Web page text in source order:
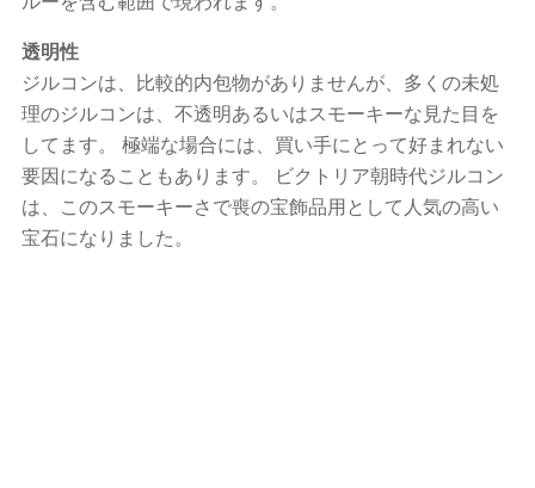
透明性
ジルコンは、比較的内包物がありませんが、多くの未処
理のジルコンは、不透明あるいはスモーキーな見た目を
してます。 極端な場合には、買い手にとって好まれない
要因になることもあります。 ビクトリア朝時代ジルコン
は、このスモーキーさで喪の宝飾品用として人気の高い
宝石になりました。